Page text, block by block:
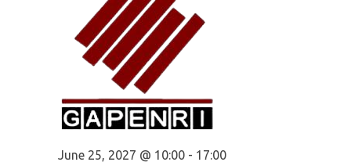
June 25, 2027 @ 10:00- 17:00